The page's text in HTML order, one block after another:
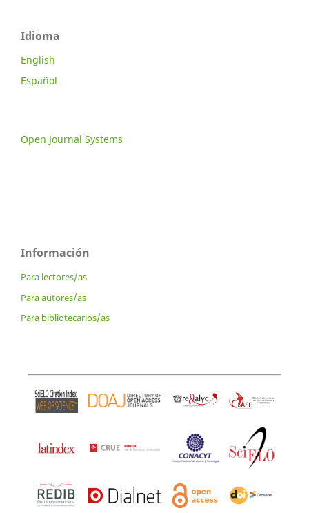
Idioma
English
Español
Open Journal Systems
Información
Para lectores/as
Para autores/as
Para bibliotecarios/as